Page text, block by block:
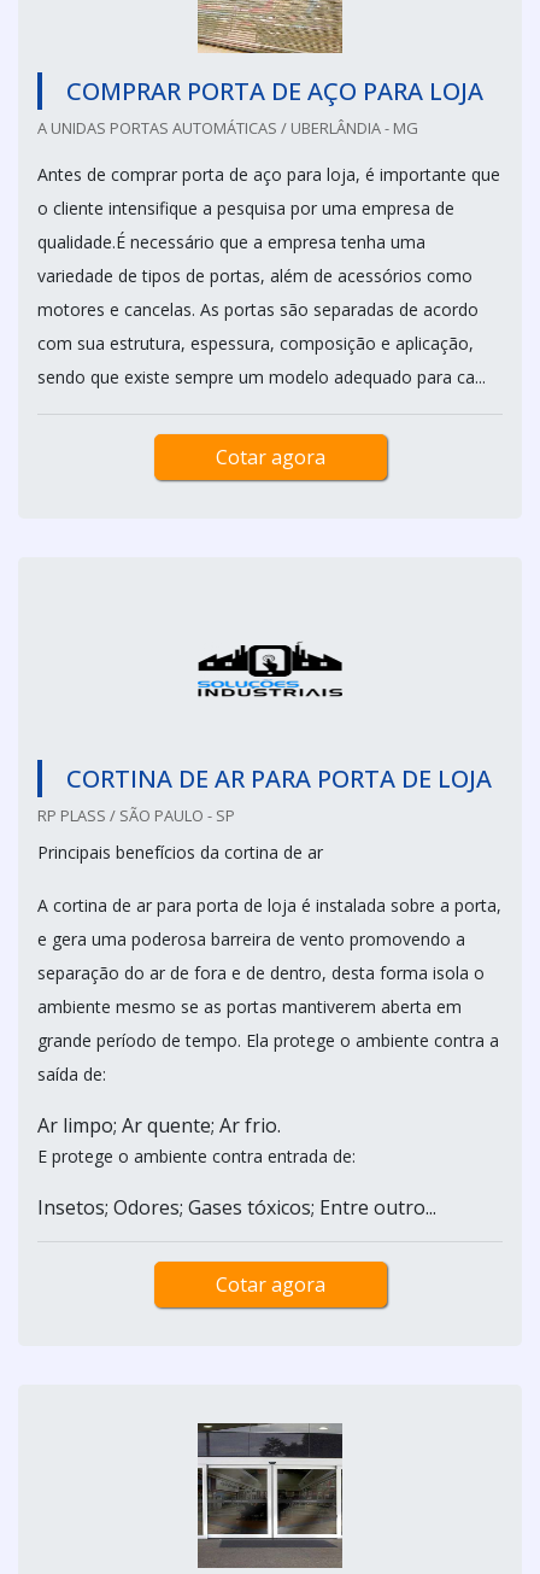
COMPRAR PORTA DE AÇO PARA LOJA
A UNIDAS PORTAS AUTOMÁTICAS / UBERLÂNDIA - MG
Antes de comprar porta de aço para loja, é importante que
o cliente intensifique a pesquisa por uma empresa de
qualidade.É necessário que a empresa tenha uma
variedade de tipos de portas, além de acessórios como
motores e cancelas. As portas são separadas de acordo
com sua estrutura, espessura, composição e aplicação,
sendo que existe sempre um modelo adequado para ca...
Cotar agora
CORTINA DE AR PARA PORTA DE LOJA
RP PLASS / SÃO PAULO - SP
Principais benefícios da cortina de ar
A cortina de ar para porta de loja é instalada sobre a porta,
e gera uma poderosa barreira de vento promovendo a
separação do ar de fora e de dentro, desta forma isola o
ambiente mesmo se as portas mantiverem aberta em
grande período de tempo. Ela protege o ambiente contra a
saída de:
Ar limpo; Ar quente; Ar frio.
E protege o ambiente contra entrada de:
Insetos; Odores; Gases tóxicos; Entre outro...
Cotar agora